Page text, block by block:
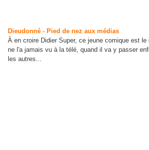
Dieudonné - Pied de nez aux médias
À en croire Didier Super, ce jeune comique est
ne l'a jamais vu à la télé, quand il va y passer
les autres...